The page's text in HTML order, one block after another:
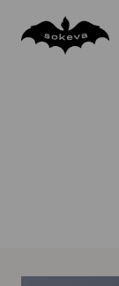
sisältöön